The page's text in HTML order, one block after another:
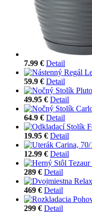
7.99 € Detail
59.9 € Detail
49.95 € Detail
64.9 € Detail
19.95 € Detail
12.99 € Detail
289 € Detail
469 € Detail
299 € Detail